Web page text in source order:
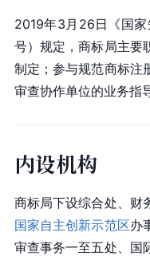
2019年3月26日《国
号）规定，商标局主要
制定；参与规范商标注
审查协作单位的业务指
内设机构
商标局下设综合处、财
国家自主创新示范区办
审查事务一至五处、国